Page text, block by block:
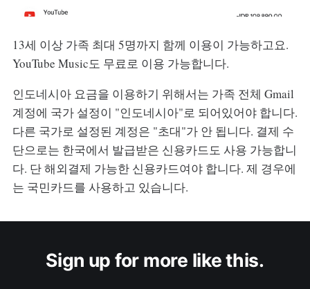
13세 이상 가족 최대 5명까지 함께 이용이 가능하고요.
YouTube Music도 무료로 이용 가능합니다.
인도네시아 요금을 이용하기 위해서는 가족 전체 Gmail
계정에 국가 설정이 "인도네시아"로 되어있어야 합니다.
다른 국가로 설정된 계정은 "초대"가 안 됩니다. 결제 수
단으로는 한국에서 발급받은 신용카드도 사용 가능합니
다. 단 해외결제 가능한 신용카드여야 합니다. 제 경우에
는 국민카드를 사용하고 있습니다.
Sign up for more like this.